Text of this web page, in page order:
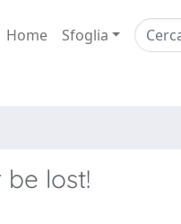
Home Sfoglia
lost!